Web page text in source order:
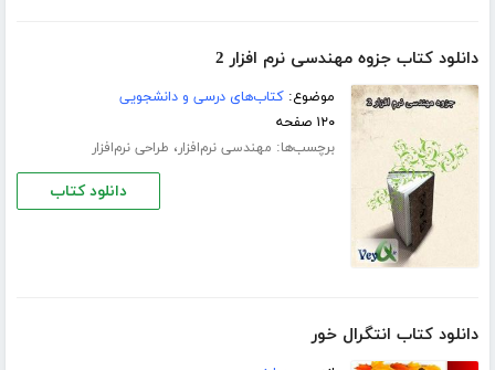
دانلود کتاب جزوه مهندسی نرم افزار 2
موضوع:کتاب‌های درسی و دانشجویی
۱۲۰ صفحه
برچسب‌ها: مهندسی نرم‌افزار، طراحی نرم‌افزار
دانلود کتاب
دانلود کتاب انتگرال خور